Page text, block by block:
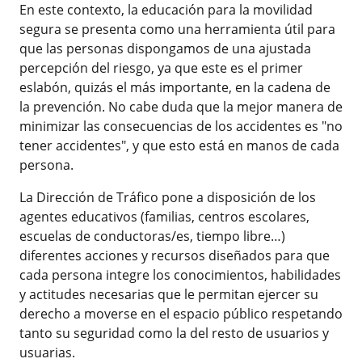
En este contexto, la educación para la movilidad
segura se presenta como una herramienta útil para
que las personas dispongamos de una ajustada
percepción del riesgo, ya que este es el primer
eslabón, quizás el más importante, en la cadena de
la prevención. No cabe duda que la mejor manera de
minimizar las consecuencias de los accidentes es "no
tener accidentes", y que esto está en manos de cada
persona.
La Dirección de Tráfico pone a disposición de los
agentes educativos (familias, centros escolares,
escuelas de conductoras/es, tiempo libre…)
diferentes acciones y recursos diseñados para que
cada persona integre los conocimientos, habilidades
y actitudes necesarias que le permitan ejercer su
derecho a moverse en el espacio público respetando
tanto su seguridad como la del resto de usuarios y
usuarias.